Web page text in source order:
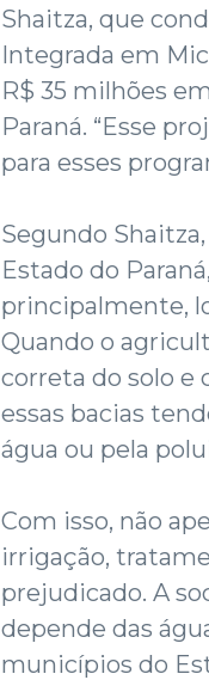
Shaitza, que
Integrada em
R$ 35 milhões
Paraná. “Esse
para esses
Segundo
Estado do
principalmente,
Quando o
correta do solo e
essas bacias
água ou pela
Com isso, não
irrigação,
prejudicado. A
depende das
municípios do